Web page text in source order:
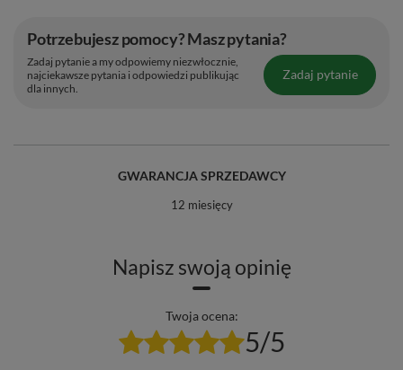
Potrzebujesz pomocy? Masz pytania?
Zadaj pytanie a my odpowiemy niezwłocznie,
najciekawsze pytania i odpowiedzi publikując
dla innych.
Zadaj pytanie
GWARANCJA SPRZEDAWCY
12 miesięcy
Napisz swoją opinię
Twoja ocena:
5/5